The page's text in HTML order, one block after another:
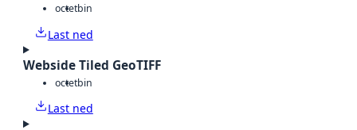
octetbin
Last ned
Webside Tiled GeoTIFF
octetbin
Last ned